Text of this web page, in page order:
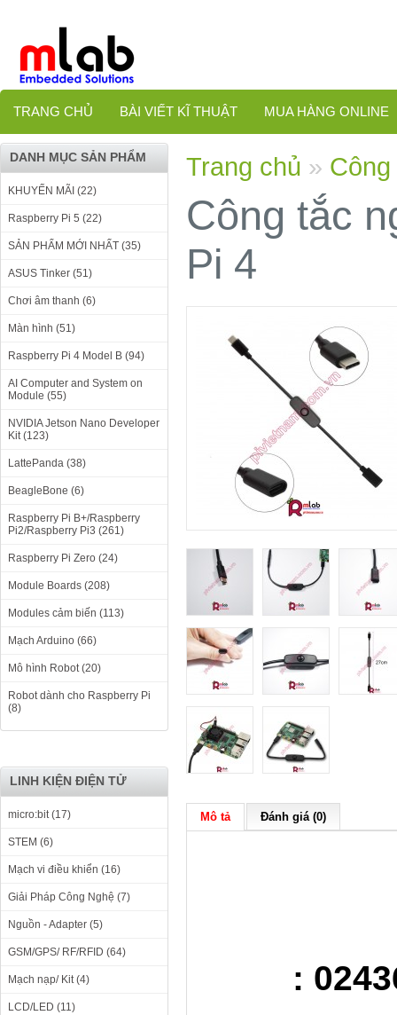
TRANG CHỦ BÀI VIẾT KĨ THUẬT MUA HÀNG ONLINE
DANH MỤC SẢN PHẨM
KHUYẾN MÃI (22)
Raspberry Pi 5 (22)
SẢN PHẨM MỚI NHẤT (35)
ASUS Tinker (51)
Chơi âm thanh (6)
Màn hình (51)
Raspberry Pi 4 Model B (94)
AI Computer and System on
Module (55)
NVIDIA Jetson Nano Developer
Kit (123)
LattePanda (38)
BeagleBone (6)
Raspberry Pi B+/Raspberry
Pi2/Raspberry Pi3 (261)
Raspberry Pi Zero (24)
Module Boards (208)
Modules cảm biến (113)
Mạch Arduino (66)
Mô hình Robot (20)
Robot dành cho Raspberry Pi
(8)
LINH KIỆN ĐIỆN TỬ
micro:bit (17)
STEM (6)
Mạch vi điều khiển (16)
Giải Pháp Công Nghệ (7)
Nguồn - Adapter (5)
GSM/GPS/ RF/RFID (64)
Mạch nạp/ Kit (4)
LCD/LED (11)
Trang chủ »
Công tắc
Pi 4
Mô tả Đánh giá (0)
: